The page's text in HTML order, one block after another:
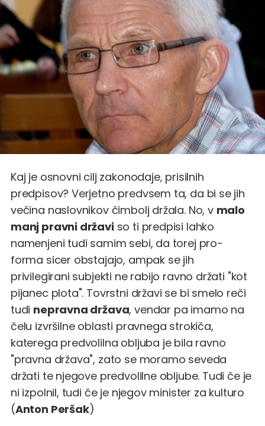
Kaj je osnovni cilj zakonodaje, prisilnih
predpisov? Verjetno predvsem ta, da bi se jih
večina naslovnikov čimbolj držala. No, v malo
manj pravni državiso ti predpisi lahko
namenjeni tudi samim sebi, da torej pro-
forma sicer obstajajo, ampak se jih
privilegirani subjekti ne rabijo ravno držati "kot
pijanec plota". Tovrstni državi se bi smelo reči
tudi nepravna država, vendar pa imamo na
čelu izvršilne oblasti pravnega strokiča,
katerega predvolilna obljuba je bila ravno
"pravna država", zato se moramo seveda
držati te njegove predvolilne obljube. Tudi če je
ni izpolnil, tudi če je njegov minister za kulturo
(Anton Peršak)